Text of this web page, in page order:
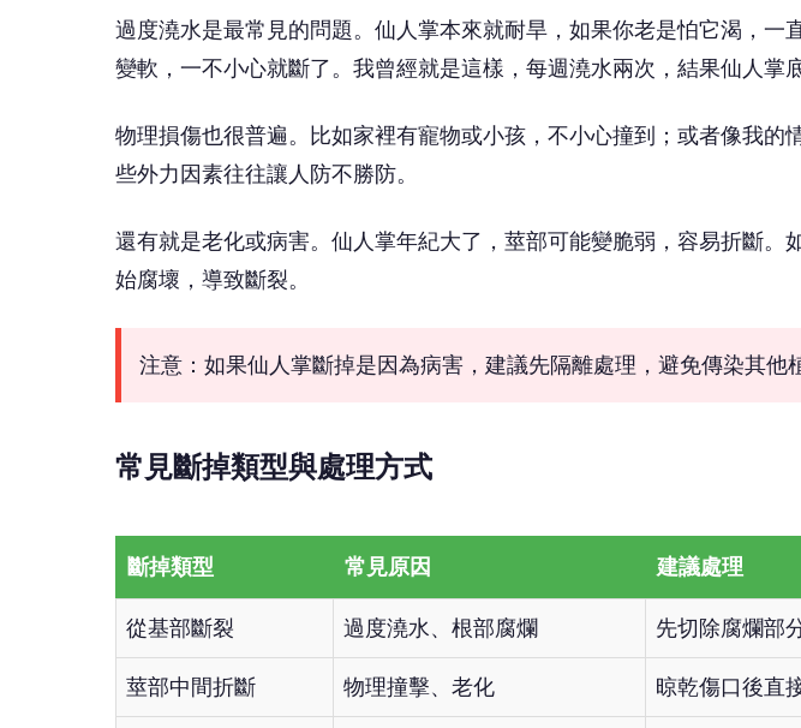
過度澆水是最常見的問題。仙人掌本來就耐旱，如果你老是怕它渴，一
變軟，一不小心就斷了。我曾經就是這樣，每週澆水兩次，結果仙人掌
物理損傷也很普遍。比如家裡有寵物或小孩，不小心撞到；或者像我的
些外力因素往往讓人防不勝防。
還有就是老化或病害。仙人掌年紀大了，莖部可能變脆弱，容易折斷。
始腐壞，導致斷裂。
注意：如果仙人掌斷掉是因為病害，建議先隔離處理，避免傳染其他
常見斷掉類型與處理方式
斷掉類型 常見原因 建議處理
從基部斷裂 過度澆水、根部腐爛 先切除腐爛部
莖部中間折斷 物理撞擊、老化 晾乾傷口後直